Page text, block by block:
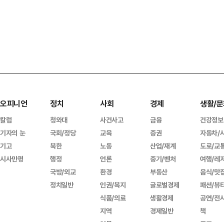
오피니언
칼럼
기자의 눈
기고
시사만평
정치
청와대
국회/정당
북한
행정
국방/외교
정치일반
사회
사건사고
교육
노동
언론
환경
인권/복지
식품/의료
지역
경제
금융
증권
산업/재계
중기/벤처
부동산
글로벌경제
생활경제
경제일반
생활/
건강정보
자동차/
도로/교
여행/레
음식/맛
패션/뷰
공연/전
책